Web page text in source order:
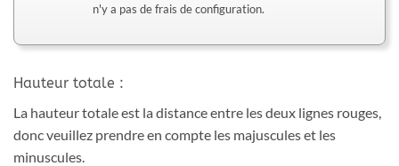
n'y a pas de frais de configuration.
Hauteur totale :
La hauteur totale est la distance entre les deux lignes rouges,
donc veuillez prendre en compte les majuscules et les
minuscules.